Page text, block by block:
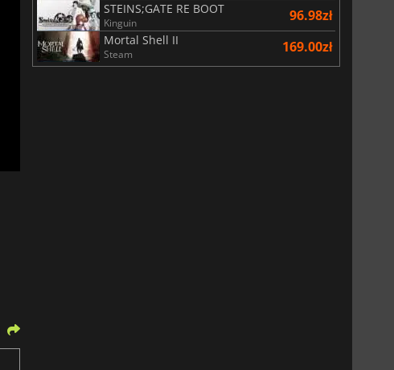
STEINS;GATE RE BOOT
Kinguin 96.98zł
Mortal Shell II
Steam 169.00zł